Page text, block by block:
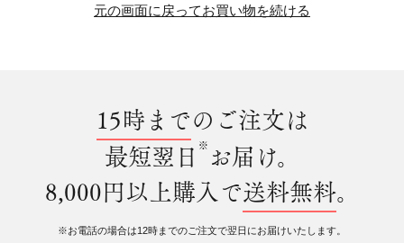
元の画面に戻ってお買い物を続ける
15時までのご注文は
最短翌日 ※ お届け。
8,000円以上購入で送料無料。
※お電話の場合は12時までのご注文で翌日にお届けいたします。